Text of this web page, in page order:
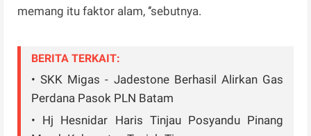
memang itu faktor alam, ‘’sebutnya.
BERITA TERKAIT:
• SKK Migas - Jadestone Berhasil Alirkan Gas
Perdana Pasok PLN Batam
• Hj Hesnidar Haris Tinjau Posyandu Pinang